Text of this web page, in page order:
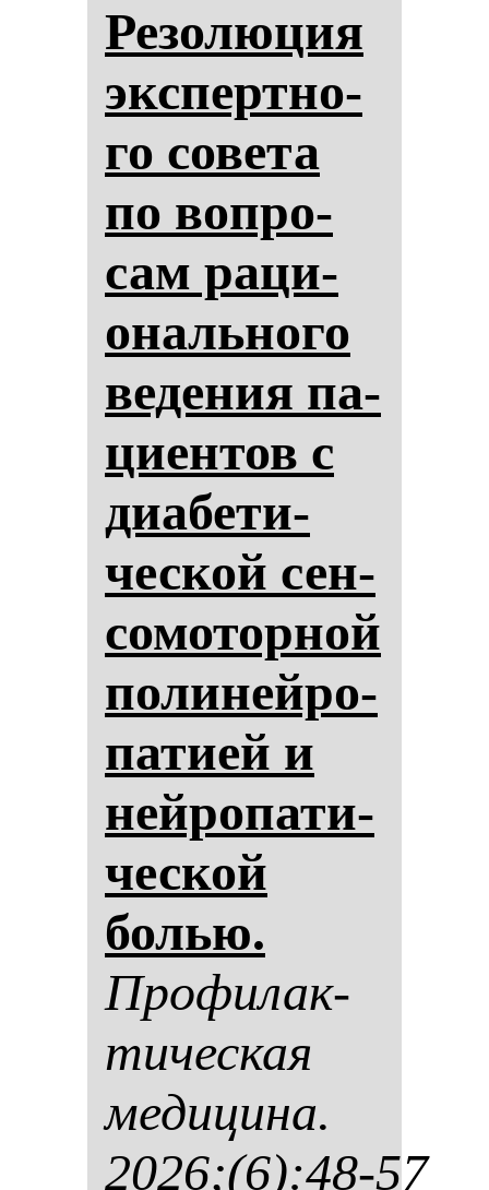
Ре­зо­лю­ция
эк­спертно­
го со­ве­та
по воп­ро­
сам ра­ци­
ональ­но­го
ве­де­ния па­
ци­ен­тов с
ди­абе­ти­
чес­кой сен­
со­мо­тор­ной
по­ли­ней­ро­
па­ти­ей и
ней­ро­па­ти­
чес­кой
болью.
Про­фи­лак­
ти­чес­кая
ме­ди­ци­на.
2026;(6):48-57